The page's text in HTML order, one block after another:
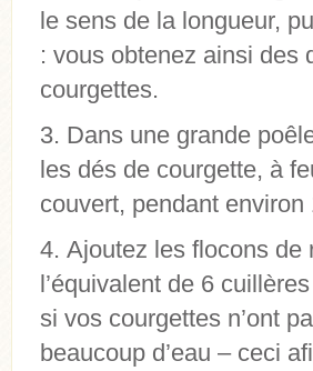
le sens de la longueur,
: vous obtenez ainsi des
courgettes.
Dans une grande
les dés de courgette, à
couvert, pendant environ
Ajoutez les flocons de
l’équivalent de 6
si vos courgettes n’ont
beaucoup d’eau – ceci